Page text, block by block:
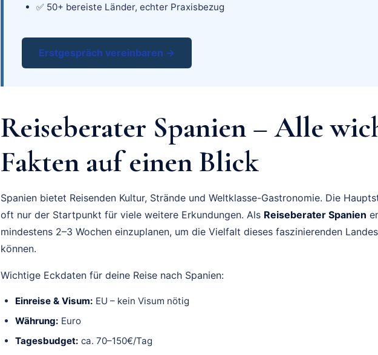
✅ 50+ bereiste Länder, echter Praxisbezug
Erstgespräch vereinbaren →
Reiseberater Spanien – Alle
Fakten auf einen Blick
Spanien bietet Reisenden Kultur, Strände und Weltklasse-Gastronomie. Die
oft nur der Startpunkt für viele weitere Erkundungen. Als Reiseberater Spanien
mindestens 2–3 Wochen einzuplanen, um die Vielfalt dieses faszinierenden
können.
Wichtige Eckdaten für deine Reise nach Spanien:
Einreise & Visum: EU – kein Visum nötig
Währung: Euro
Tagesbudget: ca. 70–150€/Tag